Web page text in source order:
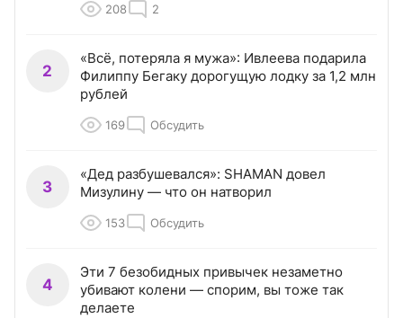
208 2
2
«Всё, потеряла я мужа»: Ивлеева подарила
Филиппу Бегаку дорогущую лодку за 1,2 млн
рублей
169 Обсудить
3
«Дед разбушевался»: SHAMAN довел
Мизулину — что он натворил
153 Обсудить
4
Эти 7 безобидных привычек незаметно
убивают колени — спорим, вы тоже так
делаете